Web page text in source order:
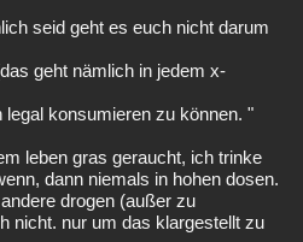
seid geht es euch nicht darum
geht nämlich in jedem x-
konsumieren zu können. "
leben gras geraucht, ich trinke
dann niemals in hohen dosen.
drogen (außer zu
nicht. nur um das klargestellt zu